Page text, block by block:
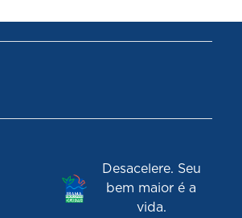
Desacelere. Seu
bem maior é a
vida.